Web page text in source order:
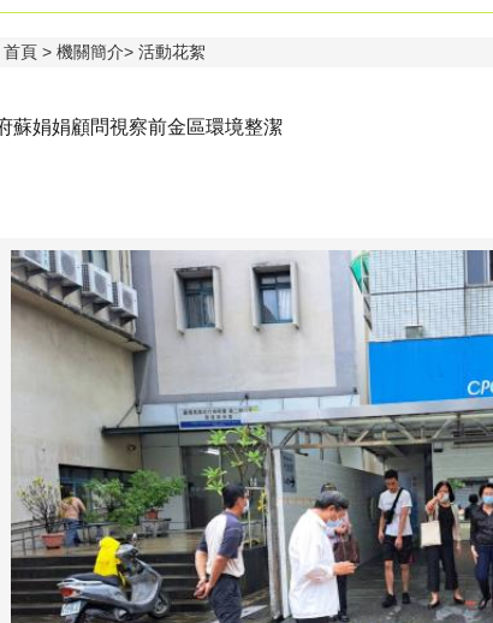
首頁 機關簡介 活動花絮
蘇娟娟顧問視察前金區環境整潔